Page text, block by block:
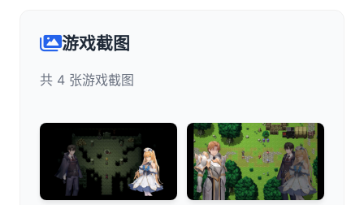
游戏截图
共 4 张游戏截图